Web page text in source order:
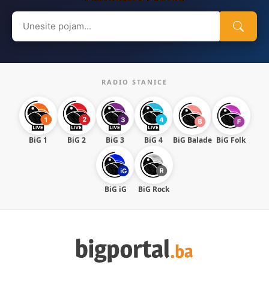
Search
for:
RADIO STANICE
BiG 1 BiG 2 BiG 3 BiG 4 BiG Balade BiG Folk
BiG iG BiG Rock